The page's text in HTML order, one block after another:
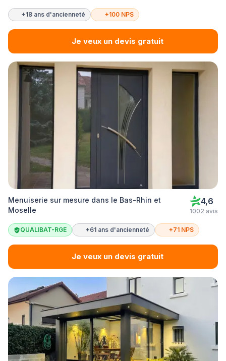
+18 ans d'ancienneté +100 NPS
Je veux un devis gratuit
Menuiserie sur mesure dans le Bas-Rhin et
Moselle
4,6
1002 avis
QUALIBAT-RGE +61 ans d'ancienneté +71 NPS
Je veux un devis gratuit